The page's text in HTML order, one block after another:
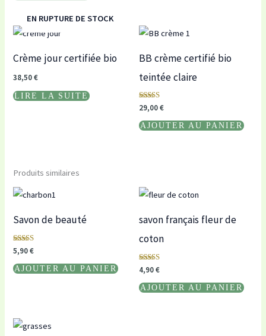
EN RUPTURE DE STOCK
Crème jour certifiée bio
38,50€
LIRE LA SUITE
BB crème certifié bio
teintée claire
Note
5.00
sur 5
29,00€
AJOUTER AU PANIER
Produits similaires
Savon de beauté
Note
5.00
sur 5
5,90€
AJOUTER AU PANIER
savon français fleur de
coton
Note
5.00
sur 5
4,90€
AJOUTER AU PANIER